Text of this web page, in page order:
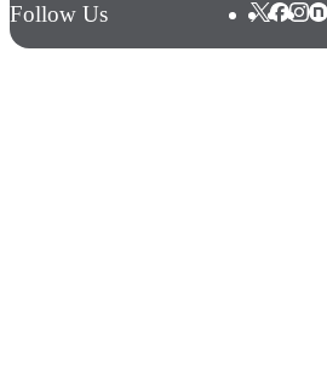
Follow Us